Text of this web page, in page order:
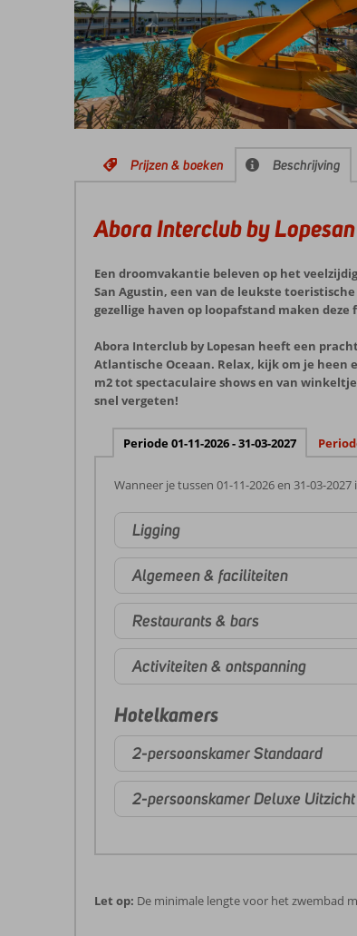
Prijzen & boeken Beschrijving
Abora Interclub by
Een droomvakantie beleven op het
San Agustin, een van de leukste
gezellige haven op loopafstand maken
Abora Interclub by Lopesan heeft een
Atlantische Oceaan. Relax, kijk om je heen
m2 tot spectaculaire shows en van
snel vergeten!
Periode 01-11-2026 - 31-03-2027
Wanneer je tussen 01-11-2026 en 31-03-
Ligging
Algemeen & faciliteiten
Restaurants & bars
Activiteiten & ontspanning
Hotelkamers
2-persoonskamer Standaard
2-persoonskamer Deluxe Uitzicht
Let op: De minimale lengte voor het zwembad